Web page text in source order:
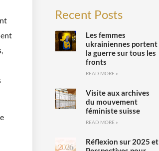
Recent Posts
Les femmes
ukrainiennes portent
la guerre sur tous les
fronts
READ MORE »
Visite aux archives
du mouvement
féministe suisse
READ MORE »
Réflexion sur 2025 et